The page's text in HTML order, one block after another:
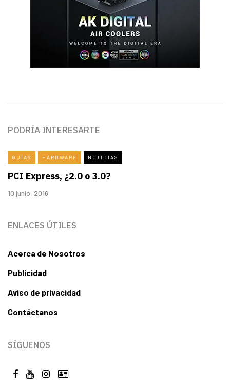
PODRÍA INTERESARTE
GUÍAS HARDWARE NOTICIAS
PCI Express, ¿2.0 o 3.0?
10 junio, 2016
ENLACES ÚTILES
Acerca de Nosotros
Publicidad
Aviso de privacidad
Contáctanos
SÍGUENOS